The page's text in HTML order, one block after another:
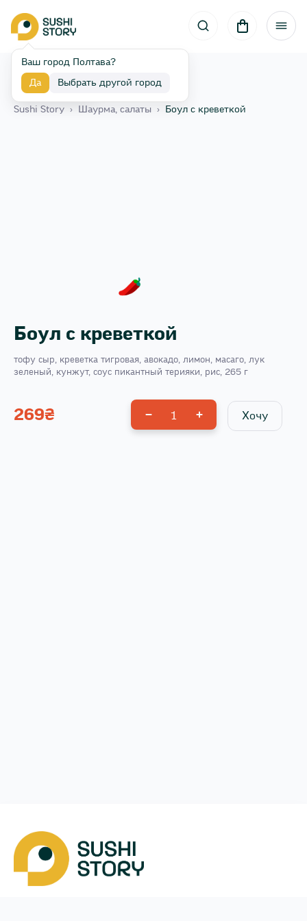
Ваш город Полтава?
Да Выбрать другой город
Назад
Sushi Story › Шаурма, салаты › Боул с креветкой
Боул с креветкой
тофу сыр, креветка тигровая, авокадо, лимон, масаго, лук
зеленый, кунжут, соус пикантный терияки, рис, 265 г
269₴ 1 Хочу